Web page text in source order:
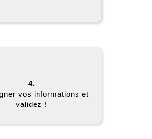
4.
vos informations et
validez !